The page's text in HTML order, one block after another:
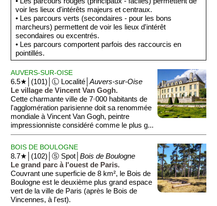
voir les lieux d'intérêts majeurs et centraux.
• Les parcours verts (secondaires - pour les bons
marcheurs) permettent de voir les lieux d'intérêt
secondaires ou excentrés.
• Les parcours comportent parfois des raccourcis en
pointillés.
AUVERS-SUR-OISE
6.5★│(101)│Ⓛ Localité│Auvers-sur-Oise
Le village de Vincent Van Gogh.
Cette charmante ville de 7·000 habitants de
l'agglomération parisienne doit sa renommée
mondiale à Vincent Van Gogh, peintre
impressionniste considéré comme le plus g...
BOIS DE BOULOGNE
8.7★│(102)│Ⓢ Spot│Bois de Boulogne
Le grand parc à l'ouest de Paris.
Couvrant une superficie de 8 km², le Bois de
Boulogne est le deuxième plus grand espace
vert de la ville de Paris (après le Bois de
Vincennes, à l'est).